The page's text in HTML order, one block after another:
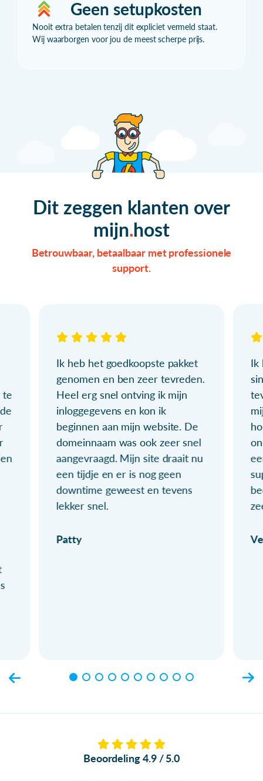
Geen setupkosten
Nooit extra betalen tenzij dit expliciet vermeld staat.
Wij waarborgen voor jou de meest scherpe prijs.
Dit zeggen klanten over
mijn host
Betrouwbaar, betaalbaar met professionele
support.
te
Ik heb het goedkoopste pakket
genomen en ben zeer tevreden.
Heel erg snel ontving ik mijn
inloggegevens en kon ik
beginnen aan mijn website. De
domeinnaam was ook zeer snel
aangevraagd. Mijn site draait nu
een tijdje en er is nog geen
downtime geweest en tevens
lekker snel.
Patty
Ik
Beoordeling 4.9 / 5.0